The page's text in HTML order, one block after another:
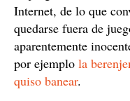
Internet, de lo que
quedarse fuera de
aparentemente
por ejemplo la
quiso banear.